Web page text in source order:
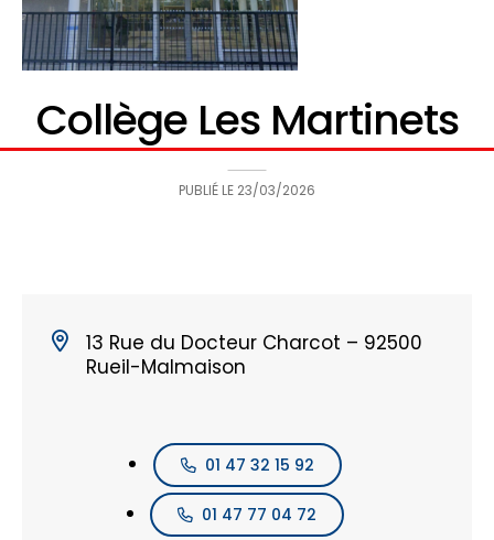
Collège Les Martinets
PUBLIÉ LE 23/03/2026
13 Rue du Docteur Charcot – 92500
Rueil-Malmaison
01 47 32 15 92
01 47 77 04 72